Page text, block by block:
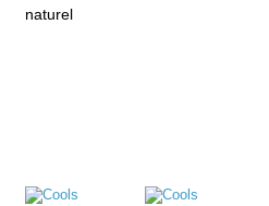
naturel